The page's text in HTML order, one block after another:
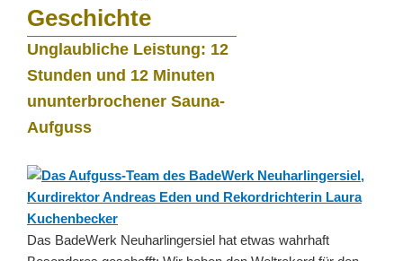
Geschichte
Unglaubliche Leistung: 12
Stunden und 12 Minuten
ununterbrochener Sauna-
Aufguss
Das BadeWerk Neuharlingersiel hat etwas wahrhaft